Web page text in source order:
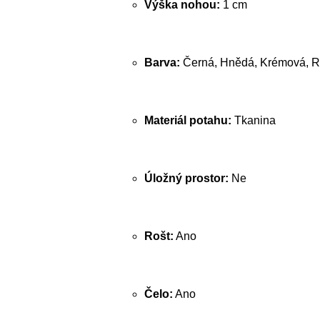
Výška nohou: 1 cm
Barva: Černá, Hnědá, Krémová,
Materiál potahu: Tkanina
Úložný prostor: Ne
Rošt: Ano
Čelo: Ano